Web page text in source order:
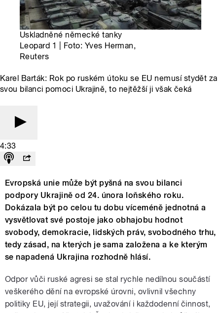
Uskladněné německé tanky
Leopard 1 | Foto: Yves Herman,
Reuters
Karel Barták: Rok po ruském útoku se EU nemusí stydět za
svou bilanci pomoci Ukrajině, to nejtěžší ji však čeká
4:33
Evropská unie může být pyšná na svou bilanci
podpory Ukrajině od 24. února loňského roku.
Dokázala být po celou tu dobu víceméně jednotná a
vysvětlovat své postoje jako obhajobu hodnot
svobody, demokracie, lidských práv, svobodného trhu,
tedy zásad, na kterých je sama založena a ke kterým
se napadená Ukrajina rozhodně hlásí.
Odpor vůči ruské agresi se stal rychle nedílnou součástí
veškerého dění na evropské úrovni, ovlivnil všechny
politiky EU, její strategii, uvažování i každodenní činnost,